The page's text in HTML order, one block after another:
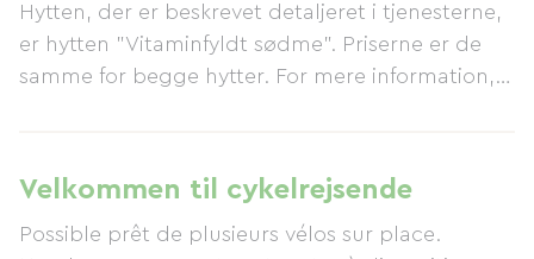
Hytten, der er beskrevet detaljeret i tjenesterne,
er hytten "Vitaminfyldt sødme". Priserne er de
samme for begge hytter. For mere information,
hjemmeside.
Mellem Tournus og Cluny, få kilometer fra
Velkommen til cykelrejsende
Possible prêt de plusieurs vélos sur place.